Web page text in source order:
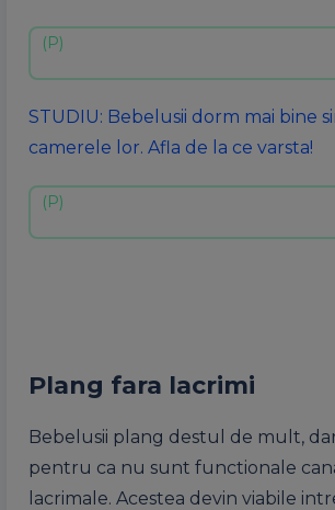
STUDIU: Bebelusii dorm mai bine
camerele lor. Afla de la ce varsta!
Plang fara lacrimi
Bebelusii plang destul de mult,
pentru ca nu sunt functionale
lacrimale. Acestea devin viabile